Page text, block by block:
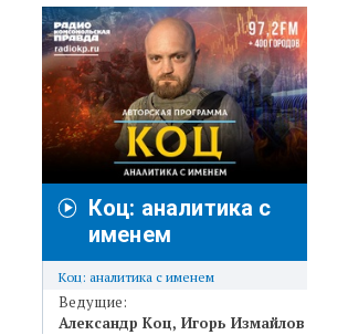
Коц: аналитика с
именем
Коц: аналитика с именем
Ведущие:
Александр Коц Игорь Измайлов